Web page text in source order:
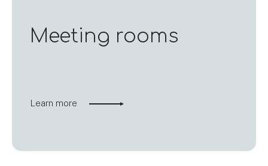
Meeting rooms
Learn more